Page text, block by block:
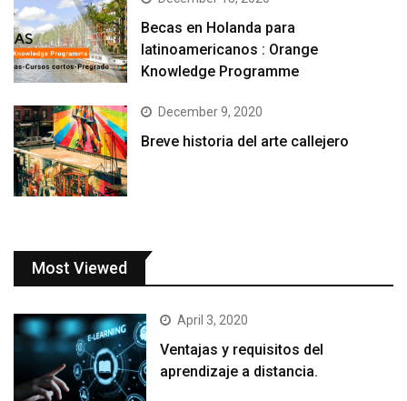
Becas en Holanda para
latinoamericanos : Orange
Knowledge Programme
December 9, 2020
Breve historia del arte callejero
Most Viewed
April 3, 2020
Ventajas y requisitos del
aprendizaje a distancia.